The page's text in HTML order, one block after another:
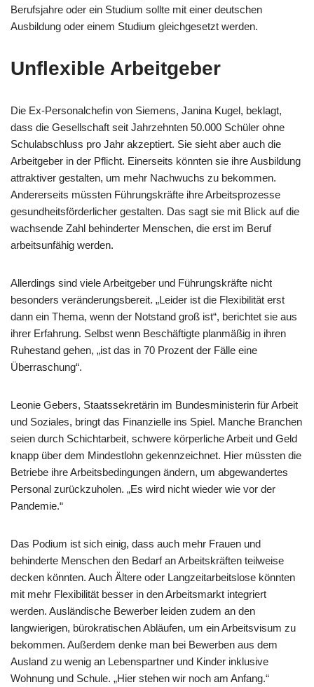
Berufsjahre oder ein Studium sollte mit einer deutschen
Ausbildung oder einem Studium gleichgesetzt werden.
Unflexible Arbeitgeber
Die Ex-Personalchefin von Siemens, Janina Kugel, beklagt,
dass die Gesellschaft seit Jahrzehnten 50.000 Schüler ohne
Schulabschluss pro Jahr akzeptiert. Sie sieht aber auch die
Arbeitgeber in der Pflicht. Einerseits könnten sie ihre Ausbildung
attraktiver gestalten, um mehr Nachwuchs zu bekommen.
Andererseits müssten Führungskräfte ihre Arbeitsprozesse
gesundheitsförderlicher gestalten. Das sagt sie mit Blick auf die
wachsende Zahl behinderter Menschen, die erst im Beruf
arbeitsunfähig werden.
Allerdings sind viele Arbeitgeber und Führungskräfte nicht
besonders veränderungsbereit. „Leider ist die Flexibilität erst
dann ein Thema, wenn der Notstand groß ist“, berichtet sie aus
ihrer Erfahrung. Selbst wenn Beschäftigte planmäßig in ihren
Ruhestand gehen, „ist das in 70 Prozent der Fälle eine
Überraschung“.
Leonie Gebers, Staatssekretärin im Bundesministerin für Arbeit
und Soziales, bringt das Finanzielle ins Spiel. Manche Branchen
seien durch Schichtarbeit, schwere körperliche Arbeit und Geld
knapp über dem Mindestlohn gekennzeichnet. Hier müssten die
Betriebe ihre Arbeitsbedingungen ändern, um abgewandertes
Personal zurückzuholen. „Es wird nicht wieder wie vor der
Pandemie.“
Das Podium ist sich einig, dass auch mehr Frauen und
behinderte Menschen den Bedarf an Arbeitskräften teilweise
decken könnten. Auch Ältere oder Langzeitarbeitslose könnten
mit mehr Flexibilität besser in den Arbeitsmarkt integriert
werden. Ausländische Bewerber leiden zudem an den
langwierigen, bürokratischen Abläufen, um ein Arbeitsvisum zu
bekommen. Außerdem denke man bei Bewerben aus dem
Ausland zu wenig an Lebenspartner und Kinder inklusive
Wohnung und Schule. „Hier stehen wir noch am Anfang.“